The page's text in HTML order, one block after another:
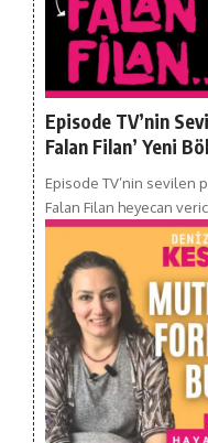
Episode TV’nin
Falan Filan’ Yeni
Episode TV’nin sevilen
Falan Filan heyecan